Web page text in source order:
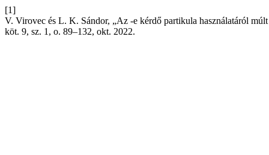
[1]
V. Virovec és L. K. Sándor, „Az -e kérdő partikula használatáról
köt. 9, sz. 1, o. 89–132, okt. 2022.